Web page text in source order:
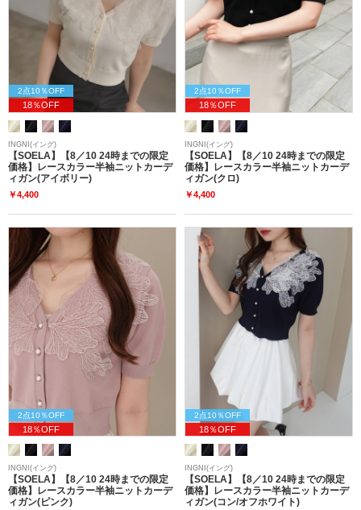
2点10％OFF
18％OFF
INGNI(イング)
【SOELA】【8／10 24時までの限定
価格】レースカラー半袖ニットカーデ
ィガン(アイボリー)
￥4,400
2点10％OFF
18％OFF
INGNI(イング)
【SOELA】【8／10 24時までの限定
価格】レースカラー半袖ニットカーデ
ィガン(クロ)
￥4,400
2点10％OFF
18％OFF
INGNI(イング)
【SOELA】【8／10 24時までの限定
価格】レースカラー半袖ニットカーデ
ィガン(ピンク)
2点10％OFF
18％OFF
INGNI(イング)
【SOELA】【8／10 24時までの限定
価格】レースカラー半袖ニットカーデ
ィガン(コン/オフホワイト)